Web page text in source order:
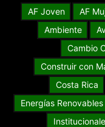
AF Joven AF
Ambiente
Cambio
Construir con
Costa Rica
Energías Renovables